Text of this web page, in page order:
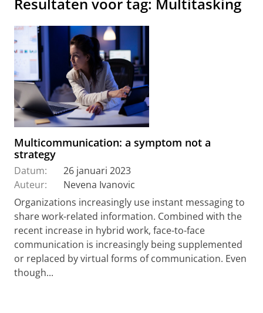
Resultaten voor tag: Multitasking
Multicommunication: a symptom not a
strategy
Datum:
26 januari 2023
Auteur:
Nevena Ivanovic
Organizations increasingly use instant messaging to
share work-related information. Combined with the
recent increase in hybrid work, face-to-face
communication is increasingly being supplemented
or replaced by virtual forms of communication. Even
though...